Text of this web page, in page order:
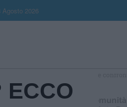
Agosto 2026
ECCO